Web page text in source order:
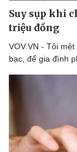
Suy sụp khi
triệu đồng
VOV.VN - Tôi
bạc, để gia đình